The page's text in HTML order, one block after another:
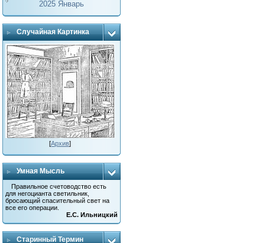
2025 Январь
Случайная Картинка
[Архив]
Умная Мысль
Правильное счетоводство есть
для негоцианта светильник,
бросающий спасительный свет на
все его операции.
Е.С. Ильницкий
Старинный Термин